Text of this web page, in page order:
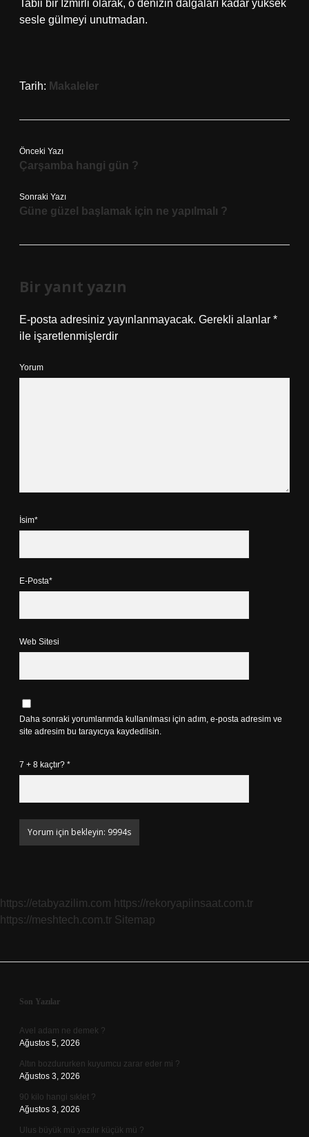
Tabii bir İzmirli olarak, o denizin dalgaları kadar yüksek
sesle gülmeyi unutmadan.
Tarih: Makaleler
Önceki Yazı
Çarşamba hangi gün ?
Sonraki Yazı
Güne güzel başlamak için ne yapılmalı ?
Bir yanıt yazın
E-posta adresiniz yayınlanmayacak. Gerekli alanlar *
ile işaretlenmişlerdir
Yorum
İsim*
E-Posta*
Web Sitesi
Daha sonraki yorumlarımda kullanılması için adım, e-posta adresim ve
site adresim bu tarayıcıya kaydedilsin.
7 + 8 kaçtır? *
https://etabyazilim.com https://rekoryapiinsaat.com.tr
https://meshtech.com.tr Sitemap
Sidebar
Son Yazılar
Avel adam ne demek ?
Ağustos 5, 2026
Altın bozdururken kuyumcu zarar eder mi ?
Ağustos 3, 2026
90 kilo hangi sıklet ?
Ağustos 3, 2026
Ulus büyük mü yazılır küçük mü ?